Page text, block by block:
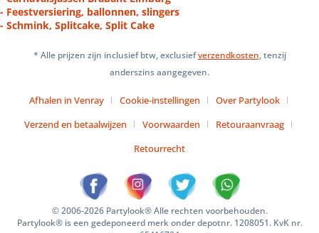
- Feestversiering, ballonnen, slingers
- Schmink, Splitcake, Split Cake
* Alle prijzen zijn inclusief btw, exclusiefverzendkosten, tenzij
anderszins aangegeven.
Afhalen in Venray Cookie-instellingen
Over Partylook
Verzend en betaalwijzen
Voorwaarden
Retouraanvraag
Retourrecht
© 2006-2026 Partylook® Alle rechten voorbehouden.
Partylook® is een gedeponeerd merk onder depotnr. 1208051. KvK nr.